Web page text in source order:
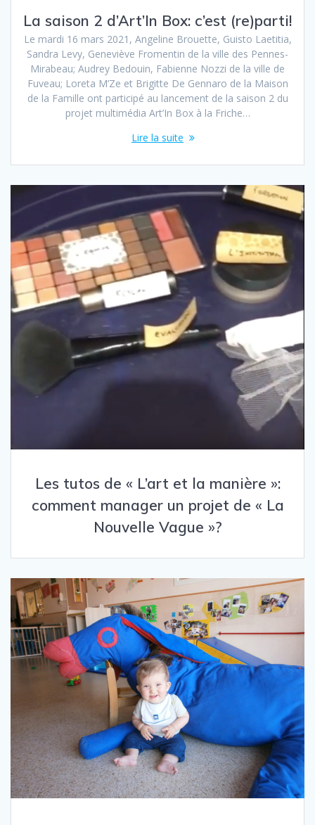
La saison 2 d’Art’In Box: c’est (re)parti!
Le mardi 16 mars 2021, Angeline Brouette, Guisto Laetitia,
Sandra Levy, Geneviève Fromentin de la ville des Pennes-
Mirabeau; Audrey Bedouin, Fabienne Nozzi de la ville de
Fuveau; Loreta M’Ze et Brigitte De Gennaro de la Maison
de la Famille ont participé au lancement de la saison 2 du
projet multimédia Art’In Box à la Friche…
Lire la suite
Les tutos de « L’art et la manière »:
comment manager un projet de « La
Nouvelle Vague »?